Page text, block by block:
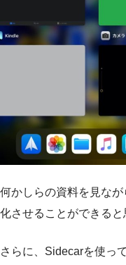
何かしらの資料を見な
化させることができると
さらに、Sidecarを使っ